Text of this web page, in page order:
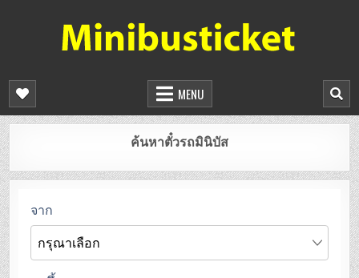
จองตั๋วรถมินิบัสออนไลน์
MENU
ค้นหาตั๋วรถมินิบัส